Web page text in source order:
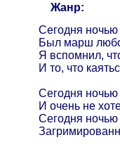
Жанр:
Сегодня ночью
Был марш
Я вспомнил,
И то, что
Сегодня
И очень не
Сегодня ночью